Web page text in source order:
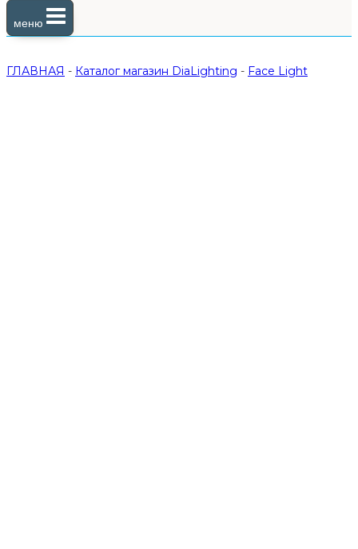
меню
ГЛАВНАЯ - Каталог магазин DiaLighting - Face Light